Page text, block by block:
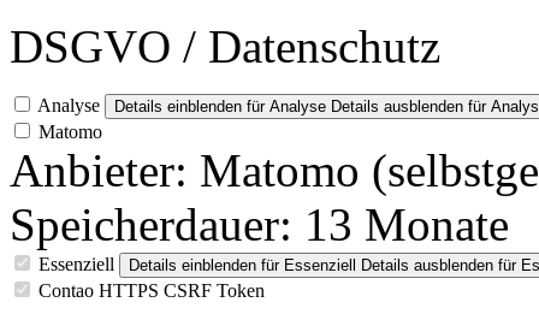
DSGVO / Datenschutz
Analyse Details einblenden für Analyse Details ausblenden für
Matomo
Anbieter: Matomo
Speicherdauer: 13 Monate
Essenziell Details einblenden für Essenziell Details ausblenden für
Contao HTTPS CSRF Token